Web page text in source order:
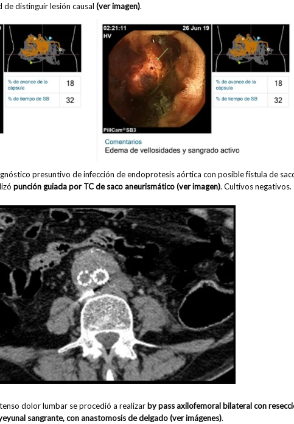
distinguir lesión causal (ver imagen).
presuntivo de infección de endoprotesis aórtica con posible fístula de
punción guiada por TC de saco aneurismático (ver imagen). Cultivos negativos.
dolor lumbar se procedió a realizar by pass axilofemoral bilateral con
sangrante, con anastomosis de delgado(ver imágenes).